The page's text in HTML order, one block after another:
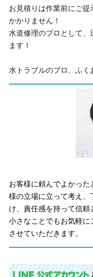
お見積りは作業前にご
かかりません！
水道修理のプロとして、
ます！
水トラブルのプロ、ふ
お客様に頼んでよかっ
様の立場に立って考え
け、責任感を持って信
小さなことでもお気軽
させていただきます。